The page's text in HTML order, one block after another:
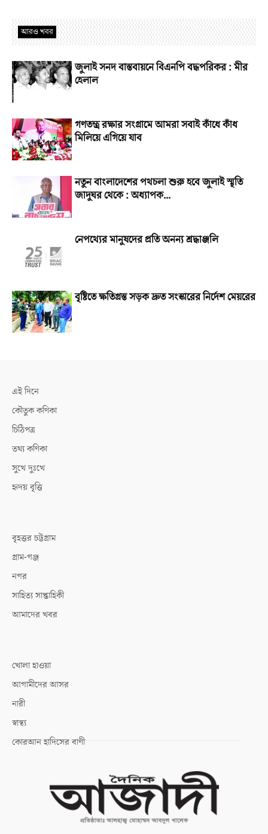
আরও খবর
জুলাই সনদ বাস্তবায়নে বিএনপি বদ্ধপরিকর : মীর
হেলাল
গণতন্ত্র রক্ষার সংগ্রামে আমরা সবাই কাঁধে কাঁধ
মিলিয়ে এগিয়ে যাব
নতুন বাংলাদেশের পথচলা শুরু হবে জুলাই স্মৃতি
জাদুঘর থেকে : অধ্যাপক...
নেপথ্যের মানুষদের প্রতি অনন্য শ্রদ্ধাঞ্জলি
বৃষ্টিতে ক্ষতিগ্রস্ত সড়ক দ্রুত সংস্কারের নির্দেশ মেয়রের
এই দিনে
কৌতুক কণিকা
চিঠিপত্র
তথ্য কণিকা
সুখে দুঃখে
হৃদয় বৃত্তি
বৃহত্তর চট্টগ্রাম
গ্রাম-গঞ্জ
নগর
সাহিত্য সাপ্তাহিকী
আমাদের খবর
খোলা হাওয়া
আগামীদের আসর
নারী
স্বাস্থ্য
কোরআন হাদিসের বাণী